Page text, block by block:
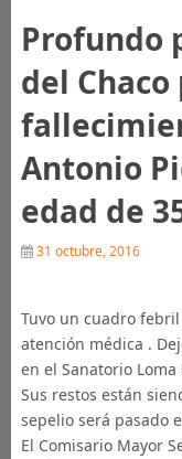
Profundo
del Chaco
Antonio
edad de
31 octubre, 2016
Tuvo un cuadro
atención médica .
en el Sanatorio Loma
Sus restos están
sepelio será pasado
El Comisario Mayor